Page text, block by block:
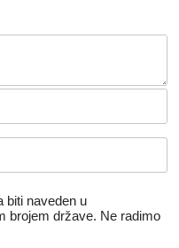
biti naveden u
brojem države. Ne radimo